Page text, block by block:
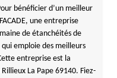
bénéficier d’un meilleur
une entreprise
de étanchéités de
emploie des meilleurs
entreprise est la
La Pape 69140. Fiez-